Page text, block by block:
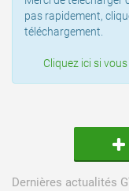
pas rapidement,
téléchargement.
Cliquez ici si
Dernières actualités